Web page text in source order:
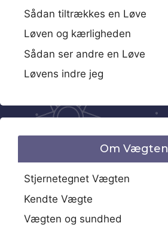
Sådan tiltrækkes en Løve
Løven og kærligheden
Sådan ser andre en Løve
Løvens indre jeg
Om Vægten
Stjernetegnet Vægten
Kendte Vægte
Vægten og sundhed